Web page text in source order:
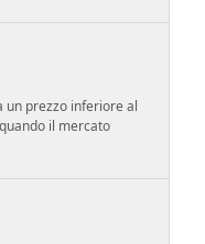
un prezzo inferiore al
il mercato